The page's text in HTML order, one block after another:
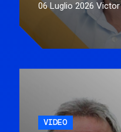
06 Luglio 2026 Victor
VIDEO